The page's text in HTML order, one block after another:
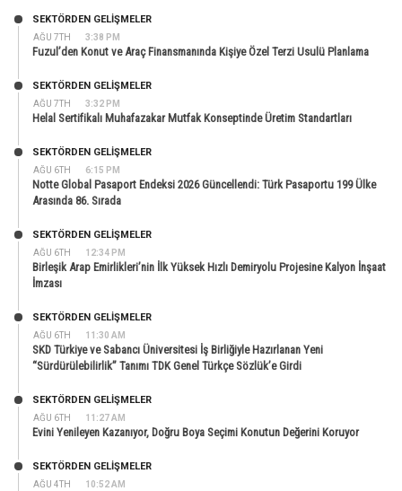
AĞU 7TH 3:38 PM
SEKTÖRDEN GELIŞMELER
Fuzul’den Konut ve Araç Finansmanında Kişiye Özel Terzi Usulü Planlama
AĞU 7TH 3:32 PM
SEKTÖRDEN GELIŞMELER
Helal Sertifikalı Muhafazakar Mutfak Konseptinde Üretim Standartları
AĞU 6TH 6:15 PM
SEKTÖRDEN GELIŞMELER
Notte Global Pasaport Endeksi 2026 Güncellendi: Türk Pasaportu 199 Ülke
Arasında 86. Sırada
AĞU 6TH 12:34 PM
SEKTÖRDEN GELIŞMELER
Birleşik Arap Emirlikleri’nin İlk Yüksek Hızlı Demiryolu Projesine Kalyon İnşaat
İmzası
AĞU 6TH 11:30 AM
SEKTÖRDEN GELIŞMELER
SKD Türkiye ve Sabancı Üniversitesi İş Birliğiyle Hazırlanan Yeni
“Sürdürülebilirlik” Tanımı TDK Genel Türkçe Sözlük’e Girdi
AĞU 6TH 11:27 AM
SEKTÖRDEN GELIŞMELER
Evini Yenileyen Kazanıyor, Doğru Boya Seçimi Konutun Değerini Koruyor
AĞU 4TH 10:52 AM
SEKTÖRDEN GELIŞMELER